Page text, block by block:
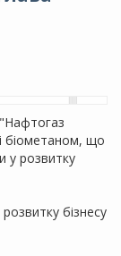
біометаном, що
у розвитку
бізнесу